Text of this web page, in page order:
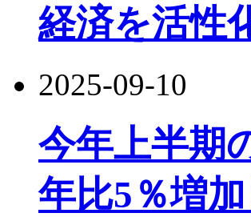
経済を活性
2025-09-10
今年上半期
年比5％増